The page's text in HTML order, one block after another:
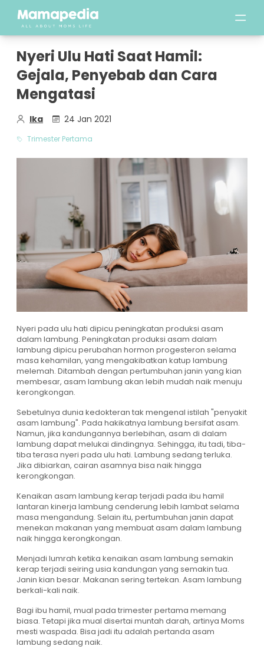
Nyeri Ulu Hati Saat Hamil:
Gejala, Penyebab dan Cara
Mengatasi
Ika 24 Jan 2021
Trimester Pertama
Nyeri pada ulu hati dipicu peningkatan produksi asam
dalam lambung. Peningkatan produksi asam dalam
lambung dipicu perubahan hormon progesteron selama
masa kehamilan, yang mengakibatkan katup lambung
melemah. Ditambah dengan pertumbuhan janin yang kian
membesar, asam lambung akan lebih mudah naik menuju
kerongkongan.
Sebetulnya dunia kedokteran tak mengenal istilah "penyakit
asam lambung". Pada hakikatnya lambung bersifat asam.
Namun, jika kandungannya berlebihan, asam di dalam
lambung dapat melukai dindingnya. Sehingga, itu tadi, tiba-
tiba terasa nyeri pada ulu hati. Lambung sedang terluka.
Jika dibiarkan, cairan asamnya bisa naik hingga
kerongkongan.
Kenaikan asam lambung kerap terjadi pada ibu hamil
lantaran kinerja lambung cenderung lebih lambat selama
masa mengandung. Selain itu, pertumbuhan janin dapat
menekan makanan yang membuat asam dalam lambung
naik hingga kerongkongan.
Menjadi lumrah ketika kenaikan asam lambung semakin
kerap terjadi seiring usia kandungan yang semakin tua.
Janin kian besar. Makanan sering tertekan. Asam lambung
berkali-kali naik.
Bagi ibu hamil, mual pada trimester pertama memang
biasa. Tetapi jika mual disertai muntah darah, artinya Moms
mesti waspada. Bisa jadi itu adalah pertanda asam
lambung sedang naik.